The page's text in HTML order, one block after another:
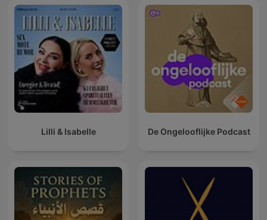
Lilli & Isabelle De Ongelooflijke Podcast